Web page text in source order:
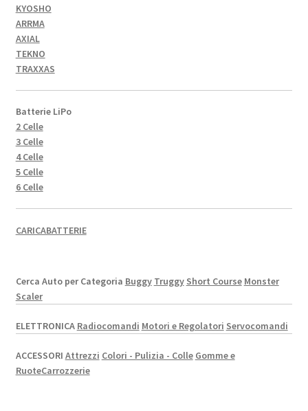
KYOSHO
ARRMA
AXIAL
TEKNO
TRAXXAS
Batterie LiPo
2 Celle
3 Celle
4 Celle
5 Celle
6 Celle
CARICABATTERIE
Cerca Auto per Categoria Buggy Truggy Short Course Monster
Scaler
ELETTRONICA Radiocomandi Motori e Regolatori Servocomandi
ACCESSORI Attrezzi Colori - Pulizia - Colle Gomme e
RuoteCarrozzerie